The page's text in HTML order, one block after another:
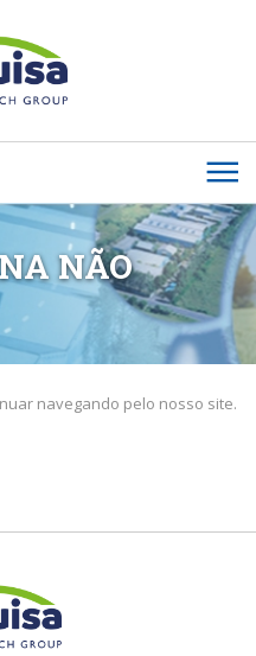
NÃO
navegando pelo nosso site.